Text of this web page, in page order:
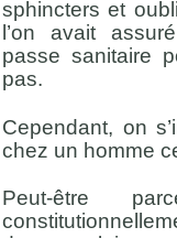
sphincters et
l’on avait
passe sanitaire
pas.
Cependant, on
chez un homme
Peut-être